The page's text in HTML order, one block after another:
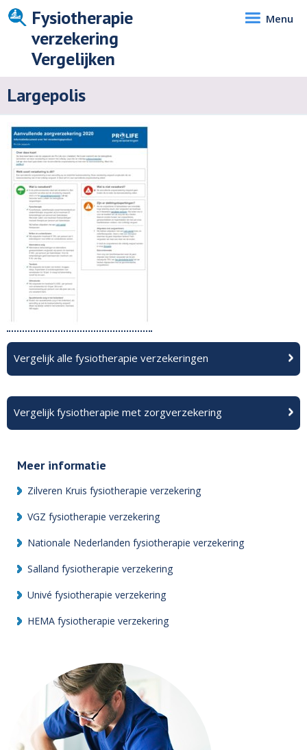
Fysiotherapie
verzekering
Vergelijken
Menu
Largepolis
Vergelijk alle fysiotherapie verzekeringen
Vergelijk fysiotherapie met zorgverzekering
Meer informatie
Zilveren Kruis fysiotherapie verzekering
VGZ fysiotherapie verzekering
Nationale Nederlanden fysiotherapie verzekering
Salland fysiotherapie verzekering
Univé fysiotherapie verzekering
HEMA fysiotherapie verzekering